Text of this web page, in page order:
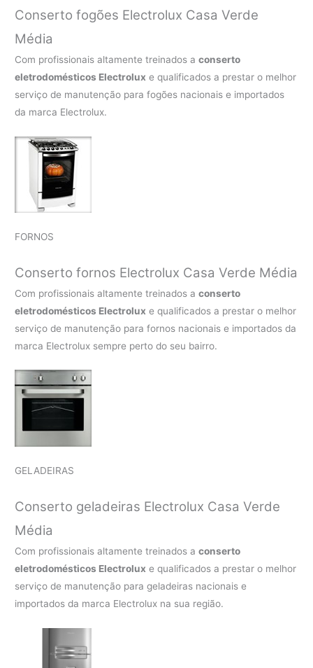
Conserto fogões Electrolux Casa Verde
Média
Com profissionais altamente treinados aconserto
eletrodomésticos Electrolux e qualificados a prestar o melhor
serviço de manutenção para fogões nacionais e importados
da marca Electrolux.
FORNOS
Conserto fornos Electrolux Casa Verde Média
Com profissionais altamente treinados aconserto
eletrodomésticos Electrolux e qualificados a prestar o melhor
serviço de manutenção para fornos nacionais e importados da
marca Electrolux sempre perto do seu bairro.
GELADEIRAS
Conserto geladeiras Electrolux Casa Verde
Média
Com profissionais altamente treinados aconserto
eletrodomésticos Electrolux e qualificados a prestar o melhor
serviço de manutenção para geladeiras nacionais e
importados da marca Electrolux na sua região.